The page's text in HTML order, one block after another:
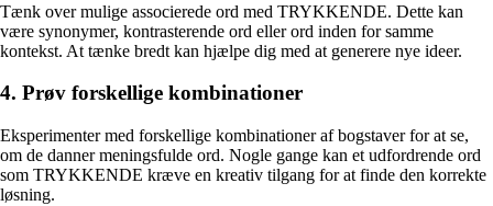
Tænk over mulige associerede ord med TRYKKENDE. Dette kan
være synonymer, kontrasterende ord eller ord inden for samme
kontekst. At tænke bredt kan hjælpe dig med at generere nye ideer.
4. Prøv forskellige kombinationer
Eksperimenter med forskellige kombinationer af bogstaver for at se,
om de danner meningsfulde ord. Nogle gange kan et udfordrende ord
som TRYKKENDE kræve en kreativ tilgang for at finde den korrekte
løsning.